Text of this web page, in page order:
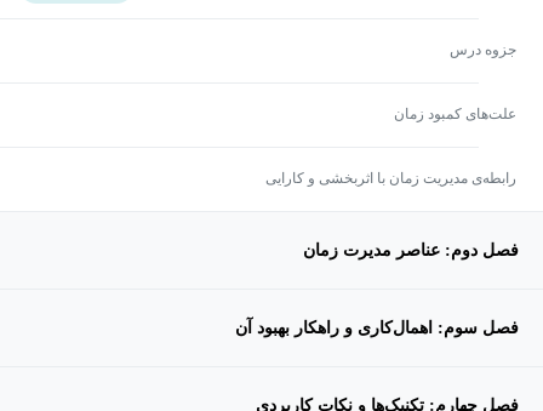
جزوه درس
علت‌های کمبود زمان
رابطه‌ی مدیریت زمان با اثربخشی و کارایی
فصل دوم: عناصر مدیرت زمان
فصل سوم: اهمال‌کاری و راهکار بهبود آن
فصل چهارم: تکنیک‌ها و نکات کاربردی